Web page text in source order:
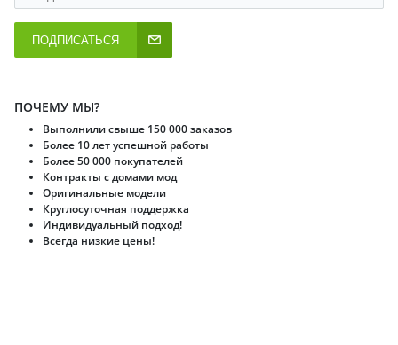
ПОДПИСАТЬСЯ
ПОЧЕМУ МЫ?
Выполнили свыше 150 000 заказов
Более 10 лет успешной работы
Более 50 000 покупателей
Контракты с домами мод
Оригинальные модели
Круглосуточная поддержка
Индивидуальный подход!
Всегда низкие цены!